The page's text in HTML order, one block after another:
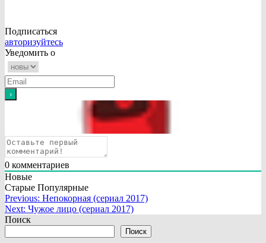
Подписаться
авторизуйтесь
Уведомить о
0 комментариев
Новые
Старые Популярные
Навигация
по
Previous: Непокорная (сериал 2017)
Next: Чужое лицо (сериал 2017)
Поиск
Поиск